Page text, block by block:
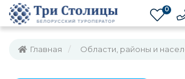
0
Главная Области, районы и